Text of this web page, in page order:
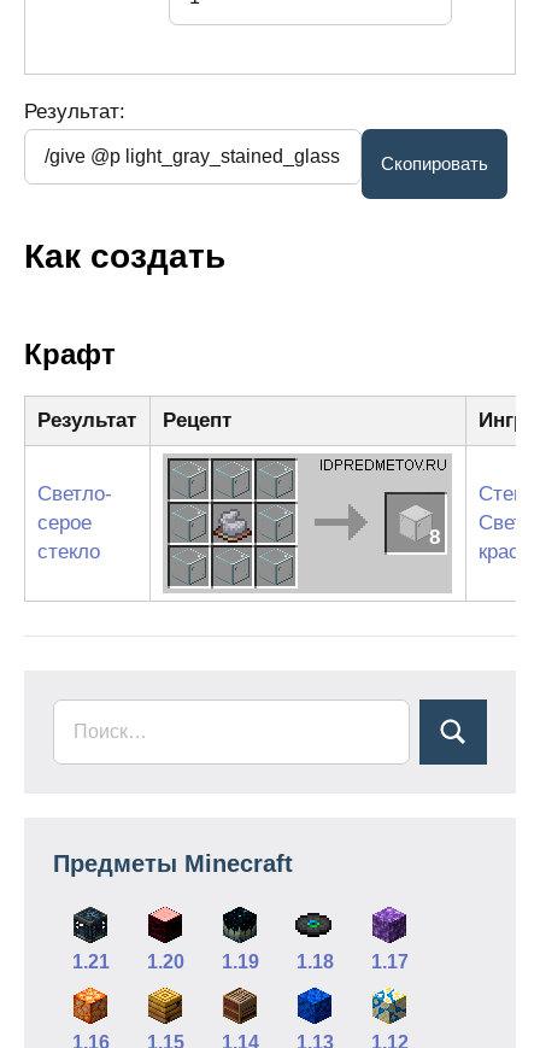
Результат:
Как создать
Крафт
Результат Рецепт
Светло-
серое
стекло
8
Предметы Minecraft
1.21 1.20 1.19 1.18 1.17
1.16 1.15 1.14 1.13 1.12